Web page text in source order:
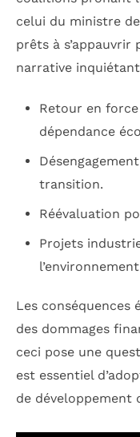
celui du ministre
prêts à
narrative
Retour en
dépendance
transition.
Réévaluation
Projets
Les conséquences
des dommages
ceci pose une
est essentiel
de développement